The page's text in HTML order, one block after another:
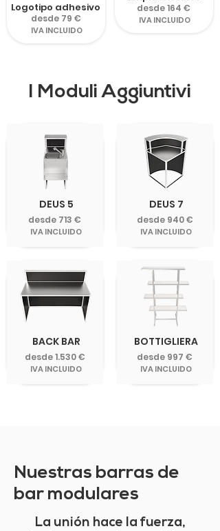
Logotipo adhesivo
desde 79 €
IVA INCLUIDO
desde 164 €
IVA INCLUIDO
I Moduli Aggiuntivi
DEUS 5
desde 713 €
IVA INCLUIDO
BACK BAR
desde 1.530 €
IVA INCLUIDO
DEUS 7
desde 940 €
IVA INCLUIDO
BOTTIGLIERA
desde 997 €
IVA INCLUIDO
Nuestras barras de
bar modulares
La unión hace la fuerza,